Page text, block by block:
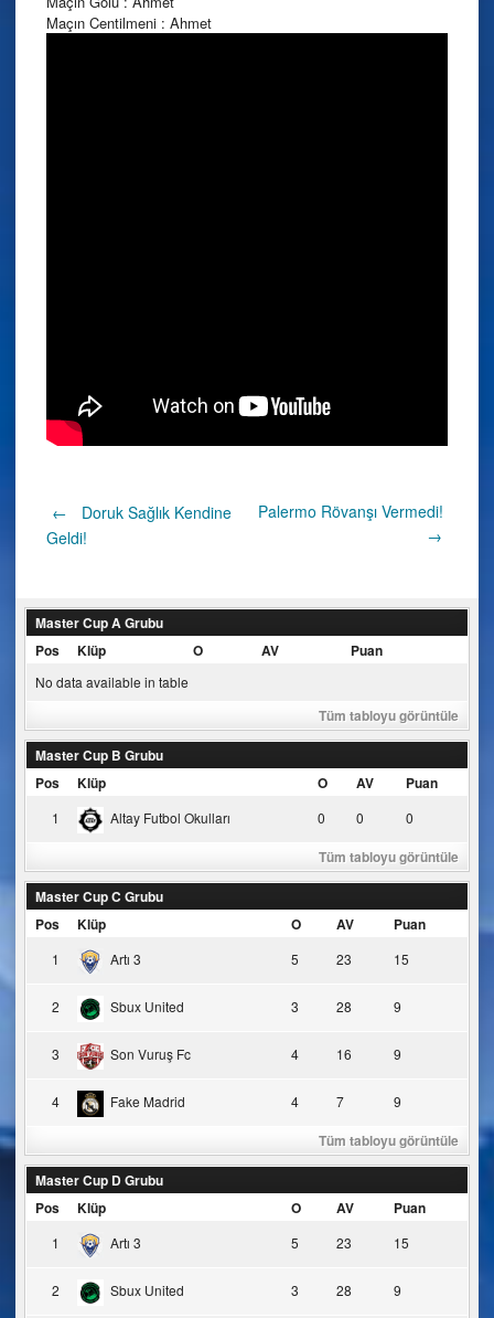
Maçın Centilmeni : Ahmet
Post
←
Doruk Sağlık Kendine
Geldi!
Palermo Rövanşı Vermedi!
→
Master Cup A Grubu
Pos
Klüp O AV Puan
No data available in table
Tüm tabloyu görüntüle
Master Cup B Grubu
Pos
Klüp O AV Puan
1 Altay Futbol Okulları 0 0 0
Tüm tabloyu görüntüle
Master Cup C Grubu
Pos
Klüp O AV Puan
1 Artı 3 5 23 15
2 Sbux United 3 28 9
3 Son Vuruş Fc 4 16 9
4 Fake Madrid 4 7 9
Tüm tabloyu görüntüle
Master Cup D Grubu
Pos
Klüp O AV Puan
1 Artı 3 5 23 15
2 Sbux United 3 28 9